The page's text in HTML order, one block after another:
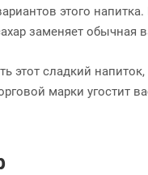
этого
заменяет обычная
этот сладкий
марки угостит